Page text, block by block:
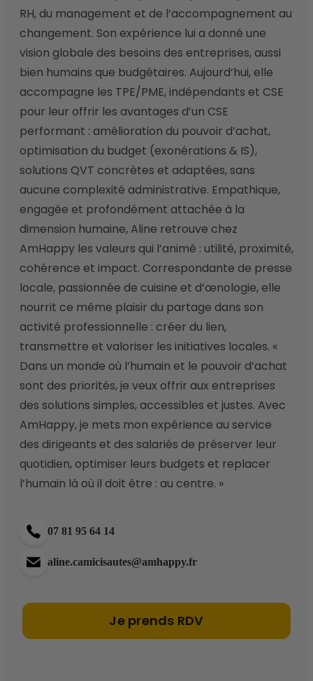
RH, du management et de l’accompagnement au
changement. Son expérience lui a donné une
vision globale des besoins des entreprises, aussi
bien humains que budgétaires. Aujourd’hui, elle
accompagne les TPE/PME, indépendants et CSE
pour leur offrir les avantages d’un CSE
performant : amélioration du pouvoir d’achat,
optimisation du budget (exonérations & IS),
solutions QVT concrètes et adaptées, sans
aucune complexité administrative. Empathique,
engagée et profondément attachée à la
dimension humaine, Aline retrouve chez
AmHappy les valeurs qui l’animé : utilité, proximité,
cohérence et impact. Correspondante de presse
locale, passionnée de cuisine et d’œnologie, elle
nourrit ce même plaisir du partage dans son
activité professionnelle : créer du lien,
transmettre et valoriser les initiatives locales. «
Dans un monde où l’humain et le pouvoir d’achat
sont des priorités, je veux offrir aux entreprises
des solutions simples, accessibles et justes. Avec
AmHappy, je mets mon expérience au service
des dirigeants et des salariés de préserver leur
quotidien, optimiser leurs budgets et replacer
l’humain là où il doit être : au centre. »
07 81 95 64 14
aline.camicisautes@amhappy.fr
Je prends RDV